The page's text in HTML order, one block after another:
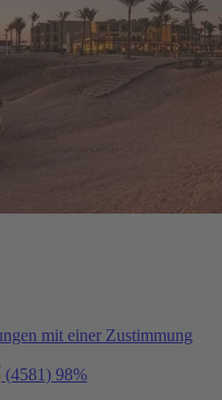
mit einer Zustimmung
(4581) 98%